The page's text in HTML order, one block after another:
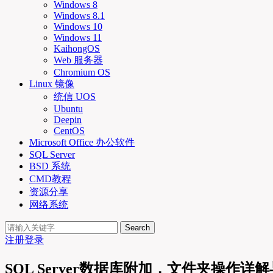
Windows 8
Windows 8.1
Windows 10
Windows 11
KaihongOS
Web 服务器
Chromium OS
Linux 镜像
统信 UOS
Ubuntu
Deepin
CentOS
Microsoft Office 办公软件
SQL Server
BSD 系统
CMD教程
资源分享
网络系统
Search
注册登录
SQL Server数据库附加，文件夹操作详